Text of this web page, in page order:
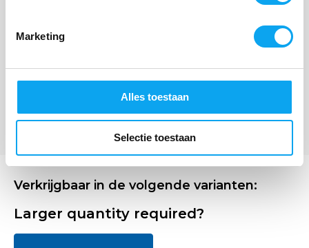
Marketing
Alles toestaan
Selectie toestaan
MultiMotion Curve rollator?
Verkrijgbaar in de volgende varianten:
Larger quantity required?